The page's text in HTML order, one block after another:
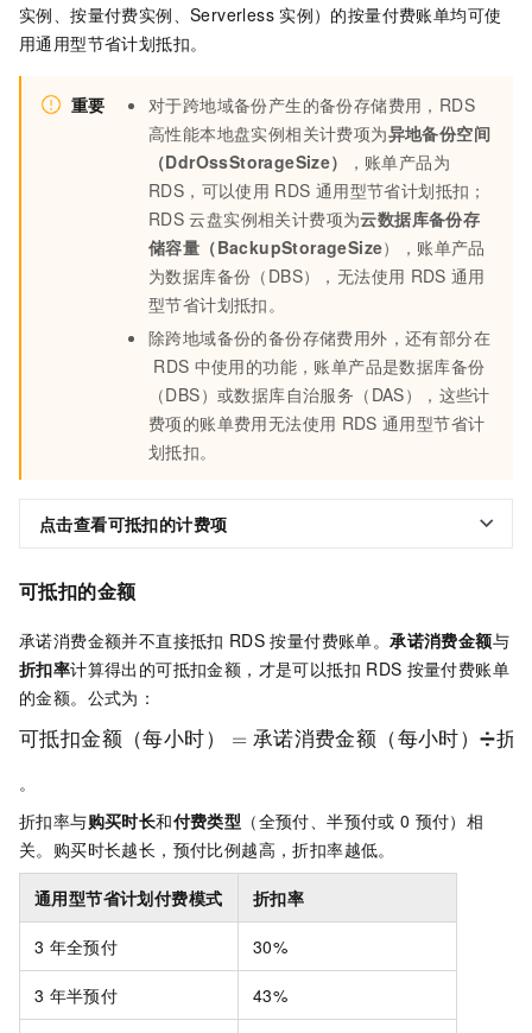
实例、按量付费实例、Serverless 实例）的按量付费账单均可使
用通用型节省计划抵扣。
重要
对于跨地域备份产生的备份存储费用，RDS
高性能本地盘实例相关计费项为异地备份空间
（DdrOssStorageSize）
，账单产品为
RDS，可以使用 RDS 通用型节省计划抵扣；
RDS 云盘实例相关计费项为云数据库备份存
储容量（BackupStorageSize），账单产品
为数据库备份（DBS），无法使用 RDS 通用
型节省计划抵扣。
除跨地域备份的备份存储费用外，还有部分在
RDS 中使用的功能，账单产品是数据库备份
（DBS）或数据库自治服务（DAS），这些计
费项的账单费用无法使用 RDS 通用型节省计
划抵扣。
点击查看可抵扣的计费项
可抵扣的金额
承诺消费金额并不直接抵扣 RDS 按量付费账单。承诺消费金额与
折扣率计算得出的可抵扣金额，才是可以抵扣 RDS 按量付费账单
的金额。公式为：
可抵扣金额（每小时）
= 承诺消费金额（每小时）➗折
。
折扣率与购买时长和付费类型 （全预付、半预付或 0 预付）相
关。购买时长越长，预付比例越高，折扣率越低。
通用型节省计划付费模式 折扣率
3 年全预付 30%
3 年半预付 43%